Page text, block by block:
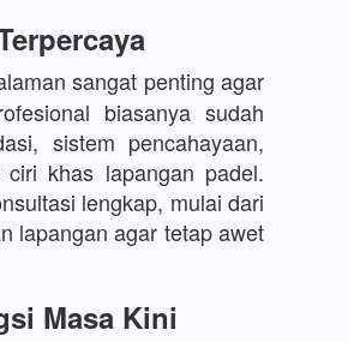
sangat penting agar
biasanya sudah
sistem pencahayaan,
khas lapangan padel.
lengkap, mulai dari
lapangan agar tetap awet
Masa Kini